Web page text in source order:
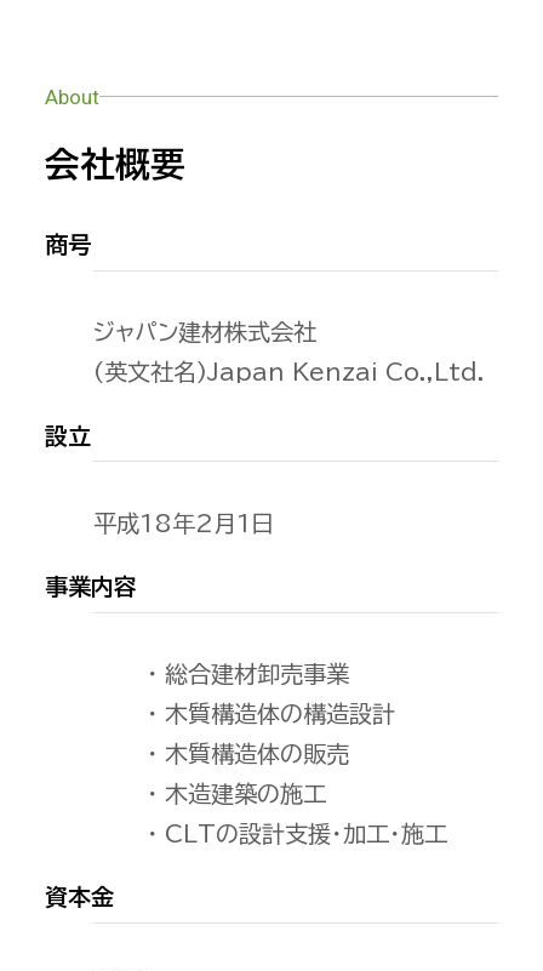
About
会社概要
商号
ジャパン建材株式会社
(英文社名)Japan Kenzai Co.,Ltd.
設立
平成18年2月1日
事業内容
総合建材卸売事業
木質構造体の構造設計
木質構造体の販売
木造建築の施工
CLTの設計支援・加工・施工
資本金